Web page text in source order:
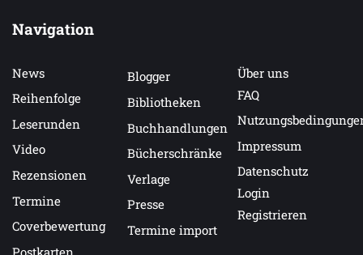
Navigation
News
Reihenfolge
Leserunden
Video
Rezensionen
Termine
Coverbewertung
Blogger
Bibliotheken
Buchhandlungen
Bücherschränke
Verlage
Presse
Termine import
Über uns
FAQ
Impressum
Datenschutz
Login
Registrieren